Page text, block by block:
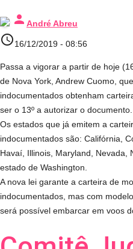
person André Abreu
access_time16/12/2019 - 08:56
Passa a vigorar a partir de hoje
de Nova York, Andrew Cuomo,
indocumentados obtenham
ser o 13º a autorizar o documento.
Os estados que já emitem a
indocumentados são: Califórnia,
Havaí, Illinois, Maryland, Nevada,
estado de Washington.
A nova lei garante a carteira de
indocumentados, mas com
será possível embarcar em voos